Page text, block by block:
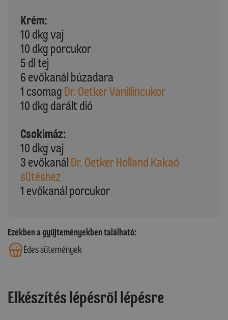
Krém:
10 dkg vaj
10 dkg porcukor
5 dl tej
6 evőkanál búzadara
1 csomag Dr. Oetker Vanillincukor
10 dkg darált dió
Csokimáz:
10 dkg vaj
3 evőkanálDr. Oetker Holland Kakaó
sütéshez
1 evőkanál porcukor
Ezekben a gyűjteményekben található:
Édes sütemények
Elkészítés lépésről lépésre